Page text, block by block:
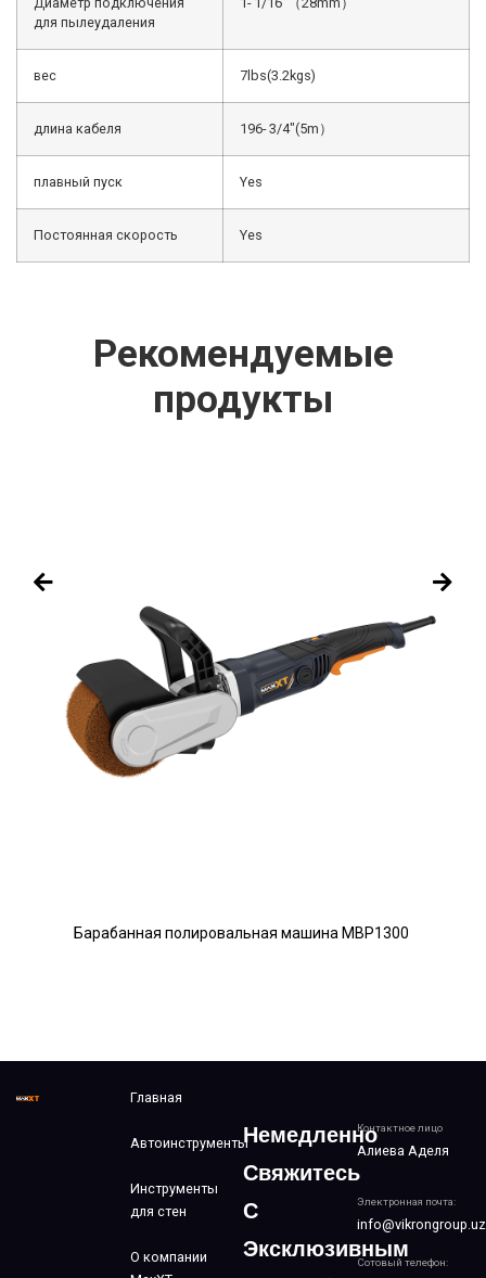
для пылеудаления
вес 7lbs(3.2kgs)
длина кабеля 196- 3/4″(5m）
плавный пуск Yes
Постоянная скорость Yes
Рекомендуемые
продукты
Барабанная полировальная машина MBP1300
Контактное лицо
Алиева Аделя
Электронная почта:
info@vikrongroup.uz
Сотовый телефон:
Главная
Автоинструменты
Инструменты
для стен
О компании
Немедленно
Свяжитесь
С
Эксклюзивным